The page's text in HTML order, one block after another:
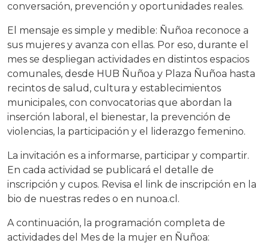
conversación, prevención y oportunidades reales.
El mensaje es simple y medible: Ñuñoa reconoce a
sus mujeres y avanza con ellas. Por eso, durante el
mes se despliegan actividades en distintos espacios
comunales, desde HUB Ñuñoa y Plaza Ñuñoa hasta
recintos de salud, cultura y establecimientos
municipales, con convocatorias que abordan la
inserción laboral, el bienestar, la prevención de
violencias, la participación y el liderazgo femenino.
La invitación es a informarse, participar y compartir.
En cada actividad se publicará el detalle de
inscripción y cupos. Revisa el link de inscripción en la
bio de nuestras redes o en nunoa.cl.
A continuación, la programación completa de
actividades del Mes de la mujer en Ñuñoa: